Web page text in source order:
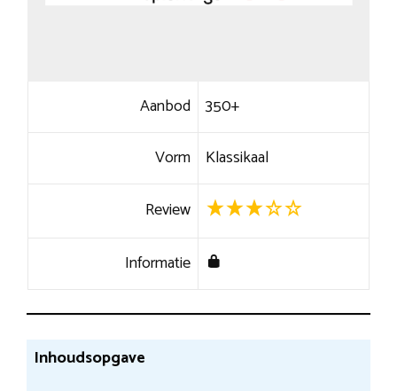
Aanbod 350+
Vorm Klassikaal
Review
Informatie
Inhoudsopgave